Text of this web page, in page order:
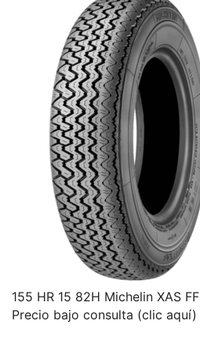
155 HR 15 82H Michelin XAS FF
Precio bajo consulta (clic aquí)